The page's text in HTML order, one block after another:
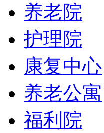
养老院
护理院
康复中心
养老公寓
福利院